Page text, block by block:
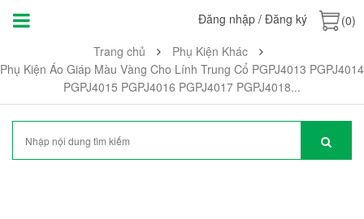
Đăng nhập / Đăng ký
(0)
Trang chủ
Phụ Kiện Khác
Phụ Kiện Áo Giáp Màu Vàng Cho Lính Trung Cổ PGPJ4013 PGPJ4014
PGPJ4015 PGPJ4016 PGPJ4017 PGPJ4018...